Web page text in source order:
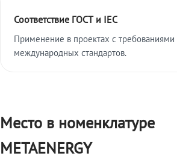
Соответствие ГОСТ и IEC
Применение в проектах с требованиями
международных стандартов.
Место в номенклатуре
METAENERGY